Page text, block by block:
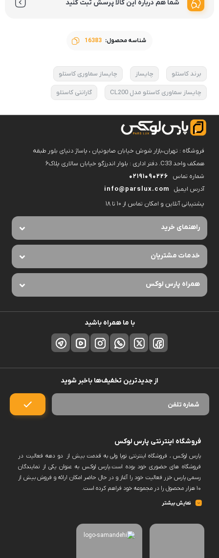
شما هم درباره این کالا پرسش ثبت کنید
شناسه محصول: 16383
برند کاستلو چایساز چایساز سماوری کاستلو
چایساز سماوری کاستلو مدل CL200 گارانتی کاستلو
فروشگاه : تهران،بازار شوش خیابان صابونیان ، پاساژ دنیای بلور طبقه
همکف واحد C33. دفتر اداری : بلوار اندرزگو خیابان سالاری پلاک۶
شماره تماس
02191090226
آدرس ایمیل
info@parslux.com
پشتیبانی آنلاین و امکان تماس از ۱۰ تا ۱۸
راهنمای خرید
خدمات مشتریان
همراه پارس لوکس
با ما همراه باشید
از جدیدترین تخفیف‌ها باخبر شوید
فروشگاه اینترنتی پارس لوکس
پارس لوکس ، فروشگاه اینترنتی نوپا ولی به قدمت بیش از دو دهه فعالیت در
فروشگاه های حضوری خود بوده است.پارس لوکس به عنوان یکی از نمایندگان
رسمی پارس خزر فعالیت خود را آغاز و در حال حاضر امکان ارائه و فروش بیش از
۱۰ هزار محصول را در مجموعه خود فراهم کرده است.
پارس لوکس اکنون فروش حضوری ندارد و کلیه سفارشات خود را منعطف بر
حضوری تحویل گرفت.به یاری شما این امکان وجود دارد که دامنه محصولات پارس
نمایش بیشتر